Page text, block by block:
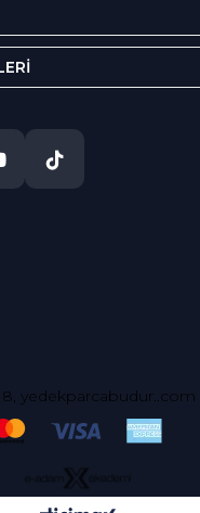
yedekparcabudur..com